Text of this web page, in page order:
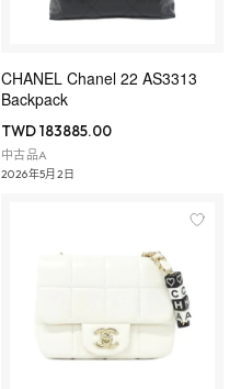
CHANEL Chanel 22 AS3313
Backpack
TWD 183885.00
中古品A
2026年5月2日